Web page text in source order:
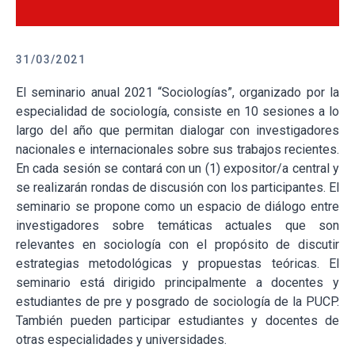
31/03/2021
El seminario anual 2021 “Sociologías”, organizado por la
especialidad de sociología, consiste en 10 sesiones a lo
largo del año que permitan dialogar con investigadores
nacionales e internacionales sobre sus trabajos recientes.
En cada sesión se contará con un (1) expositor/a central y
se realizarán rondas de discusión con los participantes. El
seminario se propone como un espacio de diálogo entre
investigadores sobre temáticas actuales que son
relevantes en sociología con el propósito de discutir
estrategias metodológicas y propuestas teóricas. El
seminario está dirigido principalmente a docentes y
estudiantes de pre y posgrado de sociología de la PUCP.
También pueden participar estudiantes y docentes de
otras especialidades y universidades.